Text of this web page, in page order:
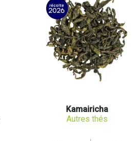
Kamairicha
Autres thés